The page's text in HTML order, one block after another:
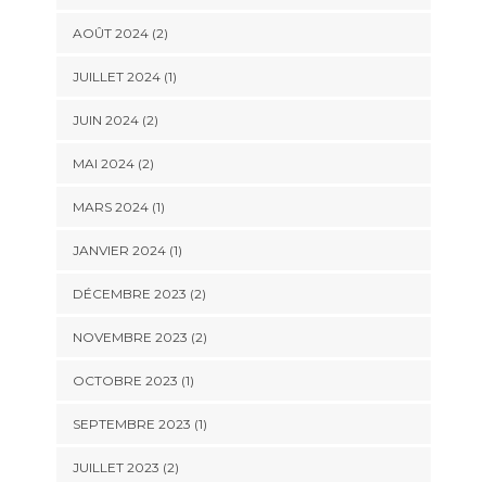
AOÛT 2024(2)
JUILLET 2024(1)
JUIN 2024(2)
MAI 2024(2)
MARS 2024(1)
JANVIER 2024(1)
DÉCEMBRE 2023 (2)
NOVEMBRE 2023 (2)
OCTOBRE 2023 (1)
SEPTEMBRE 2023 (1)
JUILLET 2023 (2)